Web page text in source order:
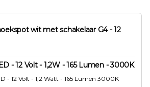
wit met schakelaar G4 - 12
- 12 Volt - 1,2W - 165 Lumen - 3000K
- 12 Volt - 1,2 Watt - 165 Lumen 3000K